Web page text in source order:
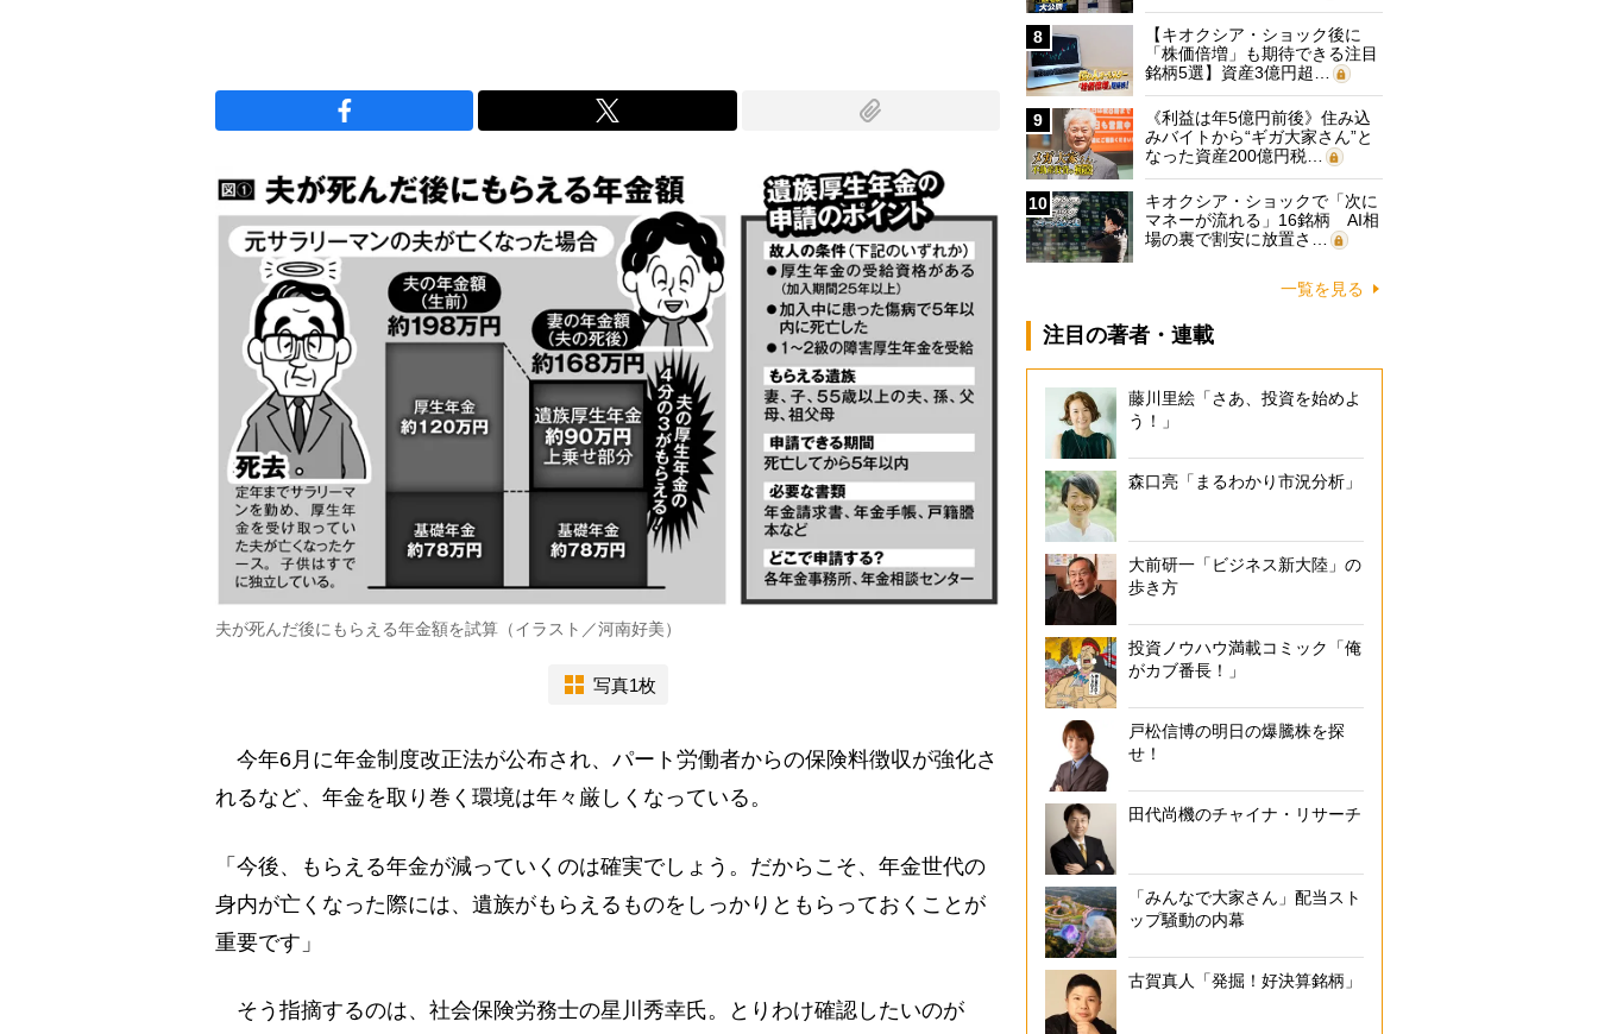
夫が死んだ後にもらえる年金額を試算（イラスト／河南好美）
写真1枚
今年6月に年金制度改正法が公布され、パート労働者からの保険料徴収が強化さ
れるなど、年金を取り巻く環境は年々厳しくなっている。
「今後、もらえる年金が減っていくのは確実でしょう。だからこそ、年金世代の
身内が亡くなった際には、遺族がもらえるものをしっかりともらっておくことが
重要です」
そう指摘するのは、社会保険労務士の星川秀幸氏。とりわけ確認したいのが
8
【キオクシア・ショック後に
「株価倍増」も期待できる注目
銘柄5選】資産3億円超…
9
《利益は年5億円前後》住み込
みバイトから“ギガ大家さん”と
なった資産200億円税…
10
キオクシア・ショックで「次に
マネーが流れる」16銘柄 AI相
場の裏で割安に放置さ…
一覧を見る
注目の著者・連載
藤川里絵「さあ、投資を始めよ
う！」
森口亮「まるわかり市況分析」
大前研一「ビジネス新大陸」の
歩き方
投資ノウハウ満載コミック「俺
がカブ番長！」
戸松信博の明日の爆騰株を探
せ！
田代尚機のチャイナ・リサーチ
「みんなで大家さん」配当スト
ップ騒動の内幕
古賀真人「発掘！好決算銘柄」